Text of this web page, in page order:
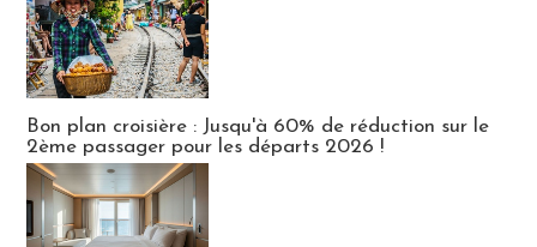
Bon plan croisière : Jusqu'à 60% de réduction sur le
2ème passager pour les départs 2026 !